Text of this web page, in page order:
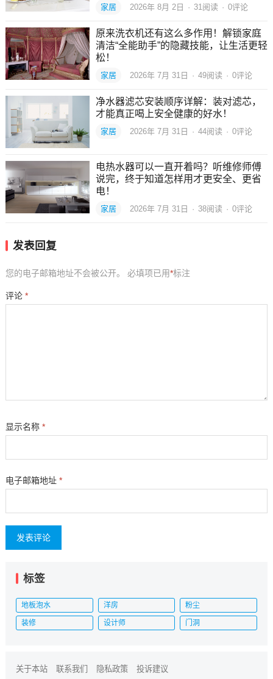
家居 2026年 8月 2日 · 31阅读 · 0评论
原来洗衣机还有这么多作用！解锁家庭
清洁“全能助手”的隐藏技能，让生活更轻
松！
家居 2026年 7月 31日 · 49阅读 · 0评论
净水器滤芯安装顺序详解：装对滤芯，
才能真正喝上安全健康的好水！
家居 2026年 7月 31日 · 44阅读 · 0评论
电热水器可以一直开着吗？听维修师傅
说完，终于知道怎样用才更安全、更省
电！
家居 2026年 7月 31日 · 38阅读 · 0评论
发表回复
您的电子邮箱地址不会被公开。 必填项已用*标注
评论 *
显示名称 *
电子邮箱地址 *
标签
地板泡水 洋房 粉尘
装修 设计师 门洞
关于本站 联系我们 隐私政策 投诉建议